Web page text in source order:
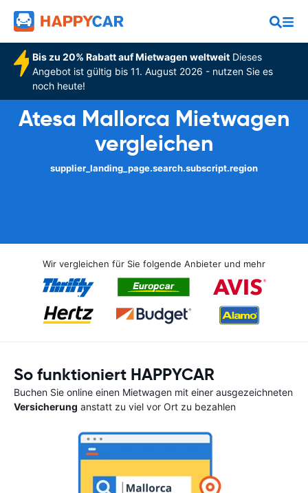
Bis zu 20% Rabatt auf Mietwagen weltweitDieses
Angebot ist gültig bis 11. August 2026 - nutzen Sie es
noch heute!
Atesa Mallorca Mietwagen
vergleichen
supplier_landing_page.search.subscript.region
Wir vergleichen für Sie folgende Anbieter und mehr
So funktioniert HAPPYCAR
Buchen Sie online einen Mietwagen mit einer ausgezeichneten
Versicherung anstatt zu viel vor Ort zu bezahlen